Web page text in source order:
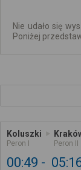
Nie udało się
Poniżej
Koluszki
Peron I Peron II
00:49